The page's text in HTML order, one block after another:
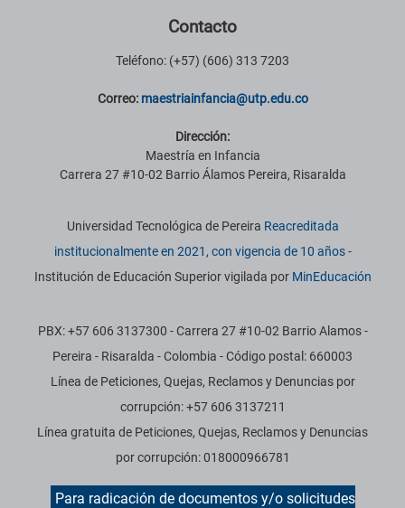
Contacto
Teléfono: (+57) (606) 313 7203
Correo: maestriainfancia@utp.edu.co
Dirección:
Maestría en Infancia
Carrera 27 #10-02 Barrio Álamos Pereira, Risaralda
Información institucional
Universidad Tecnológica de Pereira Reacreditada
institucionalmente en 2021, con vigencia de 10 años-
Institución de Educación Superior vigilada por MinEducación
PBX: +57 606 3137300 - Carrera 27 #10-02 Barrio Alamos -
Pereira - Risaralda - Colombia - Código postal: 660003
Línea de Peticiones, Quejas, Reclamos y Denuncias por
corrupción: +57 606 3137211
Línea gratuita de Peticiones, Quejas, Reclamos y Denuncias
por corrupción: 018000966781
Para radicación de documentos y/o solicitudes